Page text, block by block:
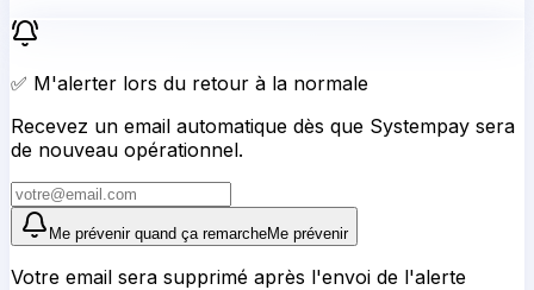
✅ M'alerter lors du retour à la normale
Recevez un email automatique dès que Systempay sera
de nouveau opérationnel.
Me prévenir quand ça remarcheMe prévenir
Votre email sera supprimé après l'envoi de l'alerte